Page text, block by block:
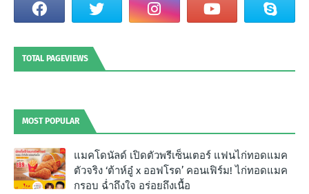
TOTAL PAGEVIEWS
MOST POPULAR
แมคโดนัลด์ เปิดตัวพรีเซ็นเตอร์ แฟนไก่ทอดแมค
ตัวจริง ‘ต้าห์อู๋ x ออฟโรด’ คอนเฟิร์ม! ไก่ทอดแมค
กรอบ ฉํ่าถึงใจ อร่อยถึงเนื้อ